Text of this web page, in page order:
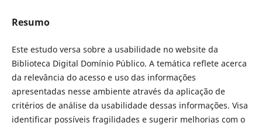
Resumo
Este estudo versa sobre a usabilidade no website da
Biblioteca Digital Domínio Público. A temática reflete acerca
da relevância do acesso e uso das informações
apresentadas nesse ambiente através da aplicação de
critérios de análise da usabilidade dessas informações. Visa
identificar possíveis fragilidades e sugerir melhorias com o